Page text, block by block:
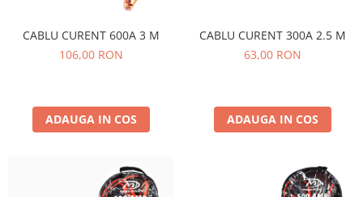
Faruri Ceata
Proiectoare
Becuri Auto
Piese Auto
Amortizoare Capota
CABLU CURENT 600A 3 M
106,00 RON
ADAUGA IN COS
CABLU CURENT 300A 2.5 M
63,00 RON
ADAUGA IN COS